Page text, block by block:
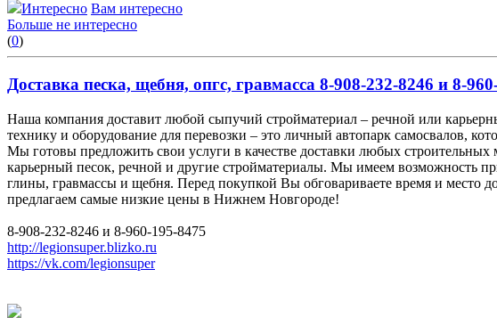
Интересно Вам интересно
Больше не интересно
(0)
Доставка песка, щебня, опгс, гравмасса 8-908-232-8246 и 8-
Наша компания доставит любой сыпучий стройматериал – речной или
технику и оборудование для перевозки – это личный автопарк самосвалов,
Мы готовы предложить свои услуги в качестве доставки любых
карьерный песок, речной и другие стройматериалы. Мы имеем возможность
глины, гравмассы и щебня. Перед покупкой Вы обговариваете время и место
предлагаем самые низкие цены в Нижнем Новгороде!
8-908-232-8246 и 8-960-195-8475
http://legionsuper.blizko.ru
https://vk.com/legionsuper